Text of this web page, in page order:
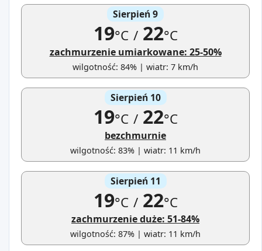
Sierpień 9
19°C /22°C
zachmurzenie umiarkowane: 25-50%
wilgotność: 84% | wiatr: 7 km/h
Sierpień 10
19°C /22°C
bezchmurnie
wilgotność: 83% | wiatr: 11 km/h
Sierpień 11
19°C /22°C
zachmurzenie duże: 51-84%
wilgotność: 87% | wiatr: 11 km/h